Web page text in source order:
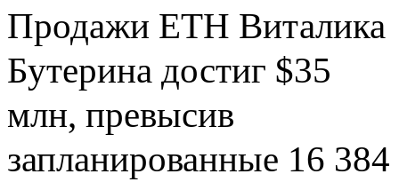
Продажи ETH Виталика
Бутерина достиг $35
млн, превысив
запланированные 16 384